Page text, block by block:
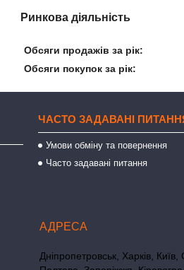
Ринкова діяльність
Обсяги продажів за рік:
Обсяги покупок за рік:
ЧАСТО ЗАДАВАНІ
Умови обміну та повернення
Часто задавані питання
Дніпропетровськ, Харків, Київ,